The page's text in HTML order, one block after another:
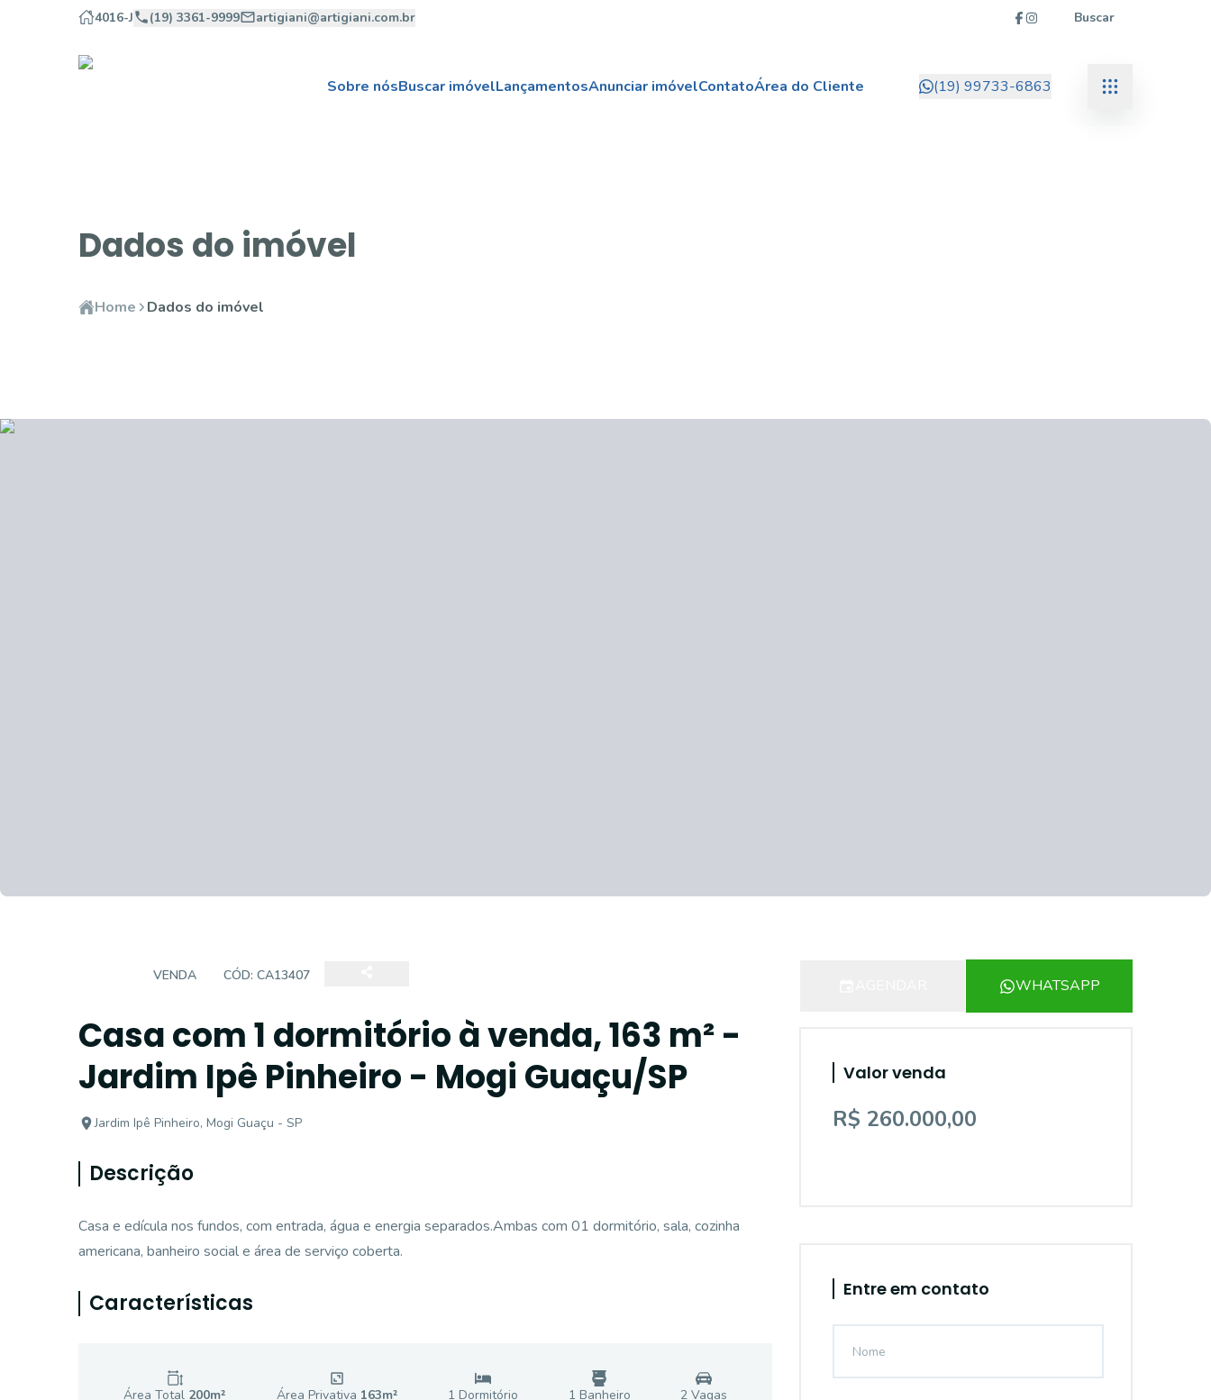
4016-J (19) 3361-9999 artigiani@artigiani.com.br Buscar
Sobre nósBuscar imóvelLançamentosAnunciar imóvelContatoÁrea do Cliente (19) 99733-6863
Dados do imóvel
Home Dados do imóvel
VENDA CÓD: CA13407
Casa com 1 dormitório à venda, 163 m² -
Jardim Ipê Pinheiro - Mogi Guaçu/SP
Jardim Ipê Pinheiro, Mogi Guaçu - SP
Descrição
Casa e edícula nos fundos, com entrada, água e energia separados.Ambas com 01 dormitório, sala, cozinha
americana, banheiro social e área de serviço coberta.
Características
Área Total 200m² Área Privativa 163m² 1 Dormitório 1 Banheiro 2 Vagas
WHATSAPP
Valor venda
R$ 260.000,00
Entre em contato